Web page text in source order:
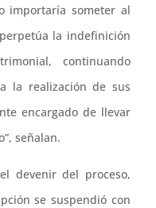
importaría someter al
la indefinición
continuando
la realización de sus
encargado de llevar
señalan.
devenir del proceso,
se suspendió con